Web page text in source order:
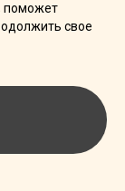
поможет
свое